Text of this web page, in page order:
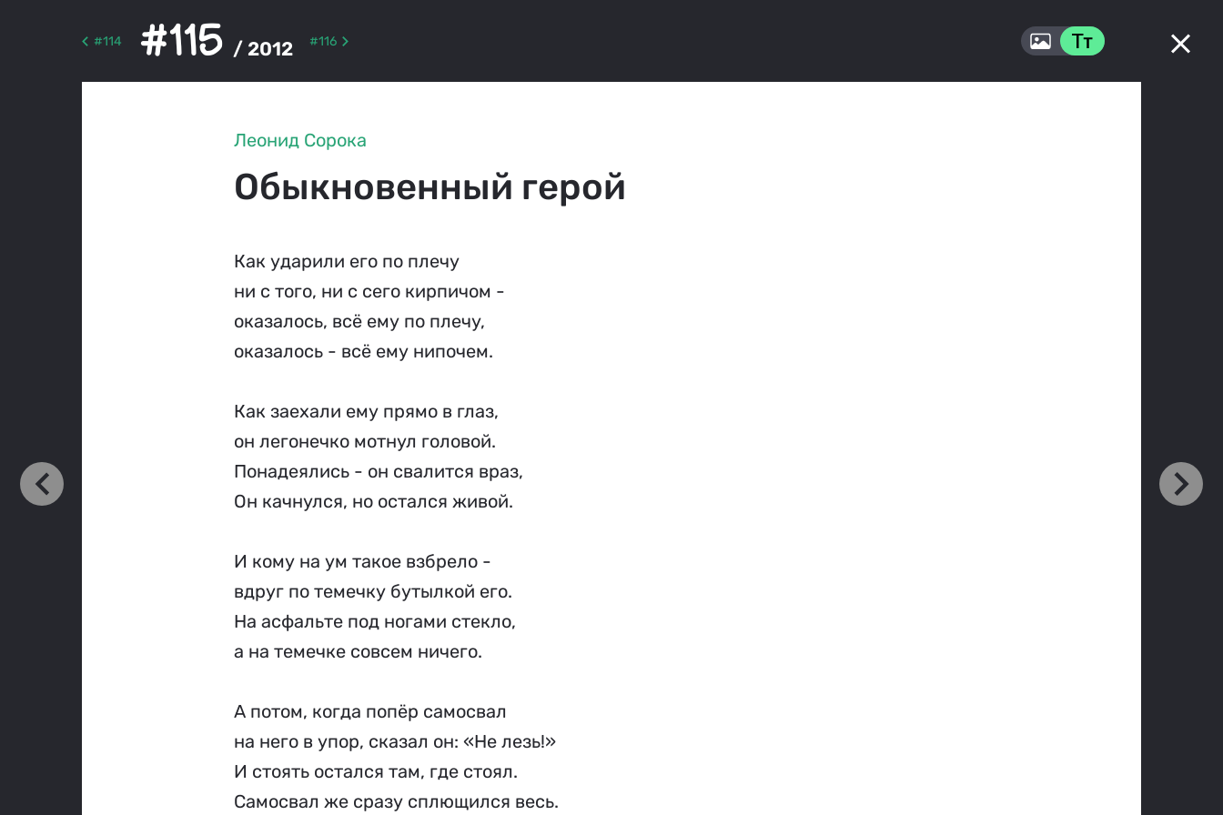
#114 #115 / 2012 #116
Леонид Сорока
Обыкновенный герой
Как ударили его по плечу
ни с того, ни с сего кирпичом -
оказалось, всё ему по плечу,
оказалось - всё ему нипочем.
Как заехали ему прямо в глаз,
он легонечко мотнул головой.
Понадеялись - он свалится враз,
Он качнулся, но остался живой.
И кому на ум такое взбрело -
вдруг по темечку бутылкой его.
На асфальте под ногами стекло,
а на темечке совсем ничего.
А потом, когда попёр самосвал
на него в упор, сказал он: «Не лезь!»
И стоять остался там, где стоял.
Самосвал же сразу сплющился весь.